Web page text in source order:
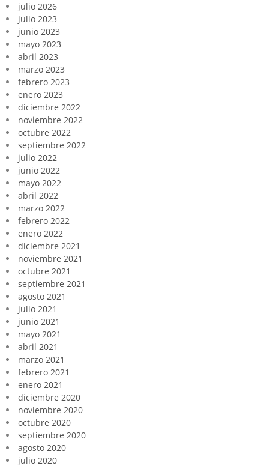
julio 2026
julio 2023
junio 2023
mayo 2023
abril 2023
marzo 2023
febrero 2023
enero 2023
diciembre 2022
noviembre 2022
octubre 2022
septiembre 2022
julio 2022
junio 2022
mayo 2022
abril 2022
marzo 2022
febrero 2022
enero 2022
diciembre 2021
noviembre 2021
octubre 2021
septiembre 2021
agosto 2021
julio 2021
junio 2021
mayo 2021
abril 2021
marzo 2021
febrero 2021
enero 2021
diciembre 2020
noviembre 2020
octubre 2020
septiembre 2020
agosto 2020
julio 2020